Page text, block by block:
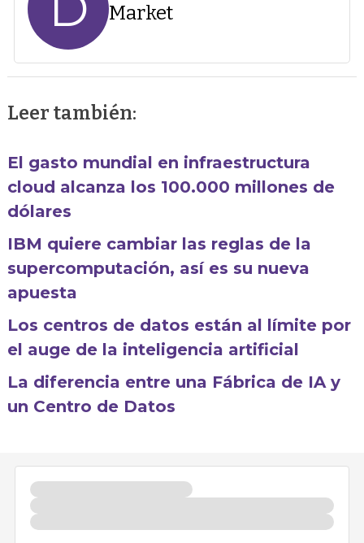
Market
Leer también:
El gasto mundial en infraestructura
cloud alcanza los 100.000 millones de
dólares
IBM quiere cambiar las reglas de la
supercomputación, así es su nueva
apuesta
Los centros de datos están al límite por
el auge de la inteligencia artificial
La diferencia entre una Fábrica de IA y
un Centro de Datos